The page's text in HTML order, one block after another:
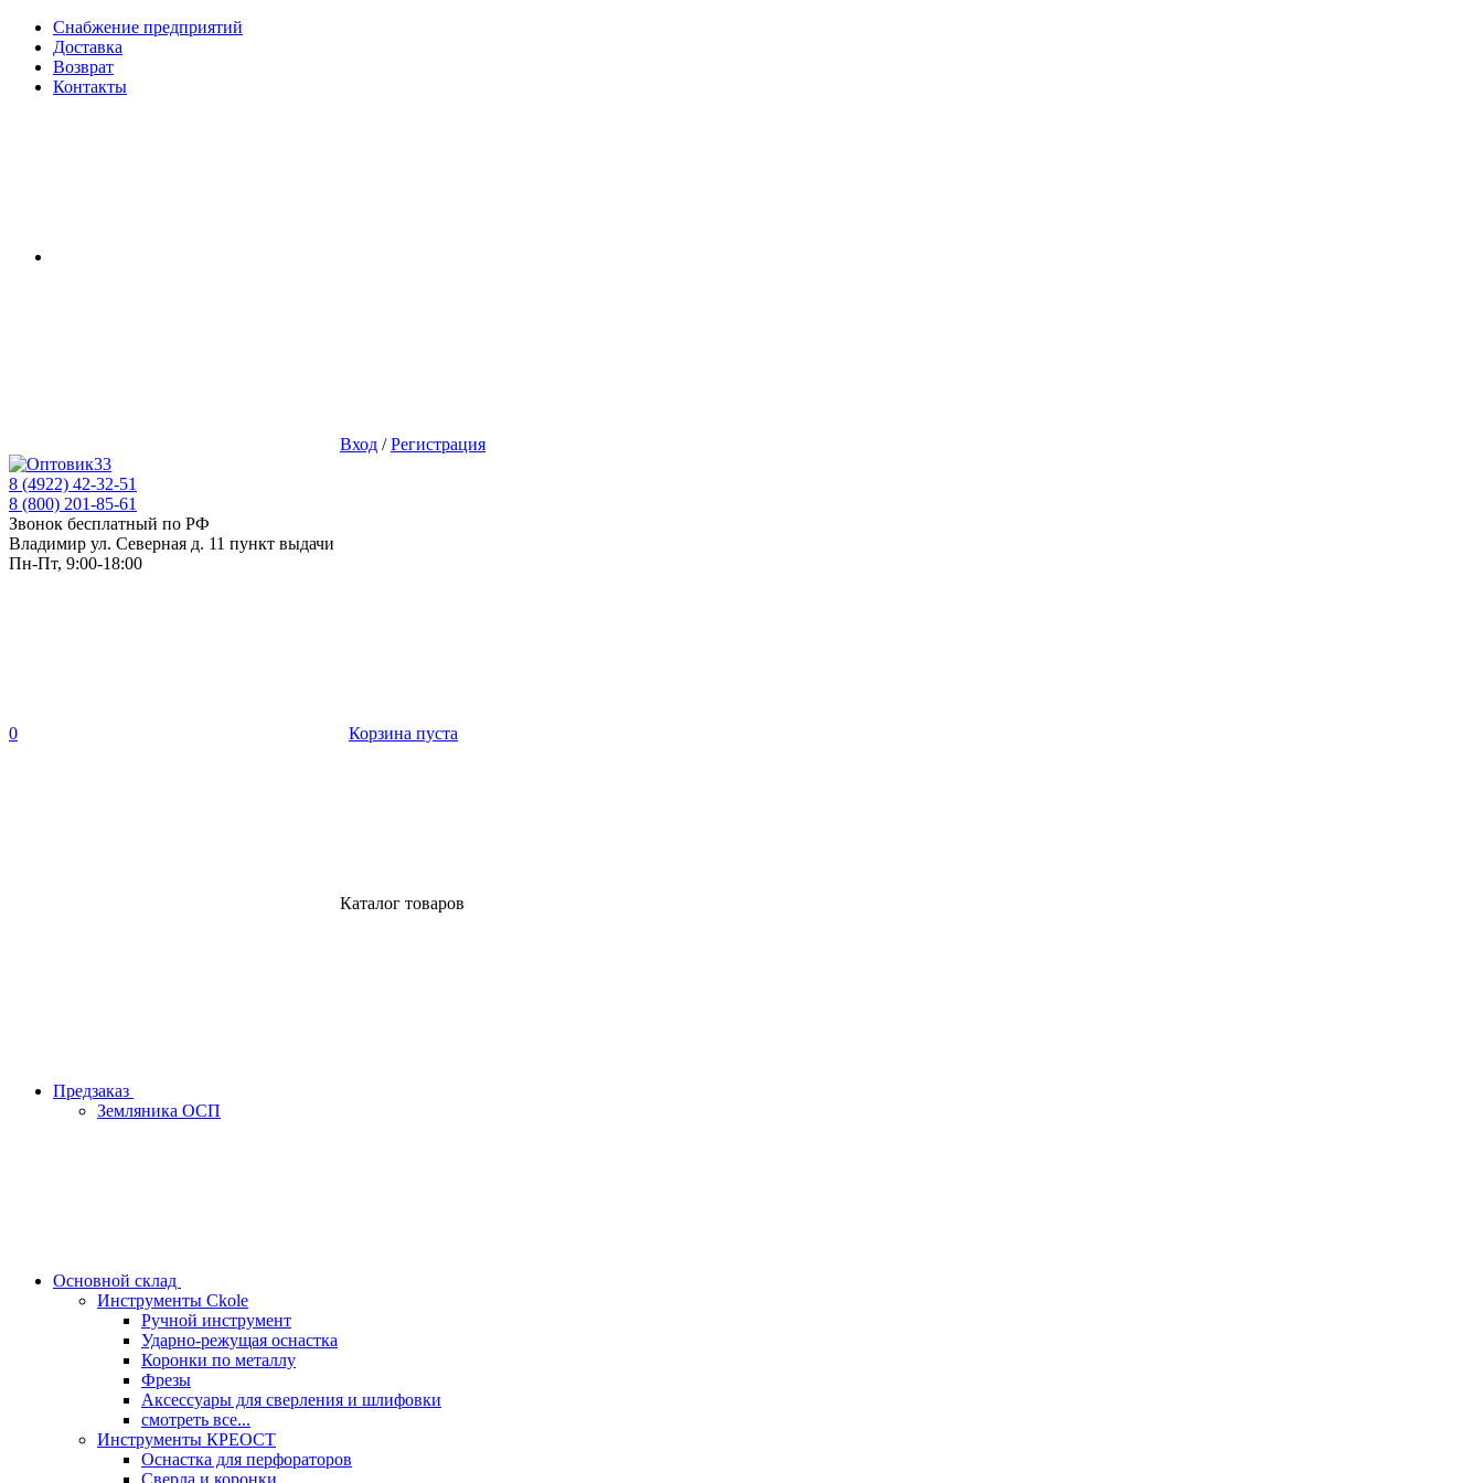
Снабжение предприятий
Доставка
Возврат
Контакты
Вход /Регистрация
8 (4922) 42-32-51
8 (800) 201-85-61
Звонок бесплатный по РФ
Владимир ул. Северная д. 11 пункт выдачи
Пн-Пт, 9:00-18:00
0 Корзина пуста
Каталог товаров
Предзаказ
Земляника ОСП
Основной склад
Инструменты Ckole
Ручной инструмент
Ударно‑режущая оснастка
Коронки по металлу
Фрезы
Аксессуары для сверления и шлифовки
смотреть все...
Инструменты КРЕОСТ
Оснастка для перфораторов
Сверла и коронки